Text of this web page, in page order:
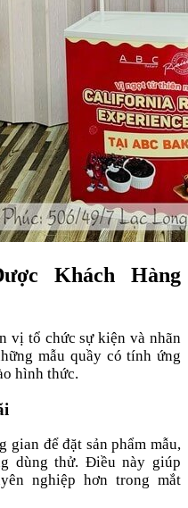
Khách Hàng
vị tổ chức sự kiện và nhãn
mẫu quầy có tính ứng
hình thức.
gian để đặt sản phẩm mẫu,
dùng thử. Điều này giúp
nghiệp hơn trong mắt